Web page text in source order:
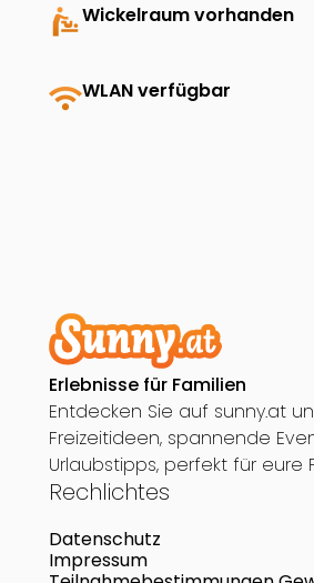
baby_changing_stationWickelraum vorhanden
wifiWLAN verfügbar
Erlebnisse für Familien
Entdecken Sie auf sunny.at
Freizeitideen, spannende
Urlaubstipps, perfekt für eure
Rechlichtes
Datenschutz
Impressum